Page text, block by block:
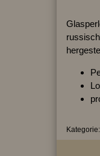
Kategorie: